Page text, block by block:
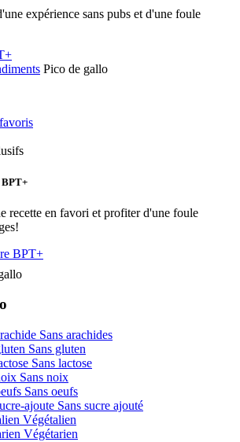
expérience sans pubs et d'une foule
Pico de gallo
BPT+
recette en favori et profiter d'une foule
BPT+
Sans arachides
Sans gluten
Sans lactose
Sans noix
Sans oeufs
Sans sucre ajouté
Végétalien
Végétarien